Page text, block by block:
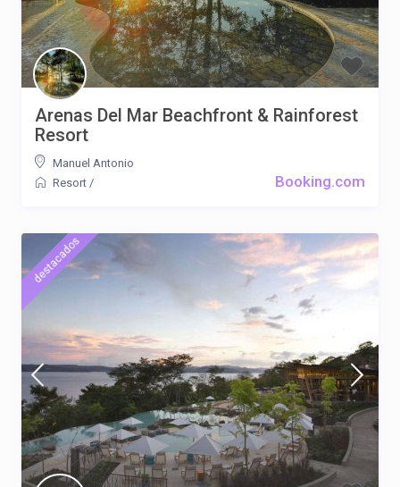
Booking.com
Arenas Del Mar Beachfront & Rainforest
Resort
Manuel Antonio
Resort /
destacados